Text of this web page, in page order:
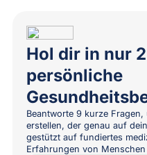
Hol dir in nur
persönliche
Beantworte 9 kurze
erstellen, der genau auf
gestützt auf fundiertes
Erfahrungen von Menschen